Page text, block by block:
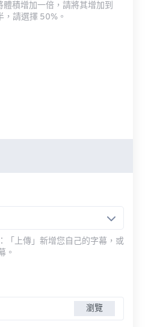
積增加一倍，請將其增加到
請選擇 50%。
「上傳」新增您自己的字幕，或
。
瀏覽